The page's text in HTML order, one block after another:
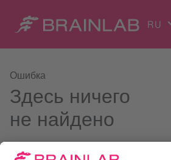
RU
Ошибка
Здесь ничего
не найдено